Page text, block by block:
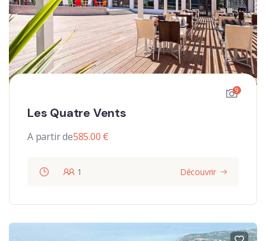
9
Les Quatre Vents
A partir de585.00 €
1 Découvrir